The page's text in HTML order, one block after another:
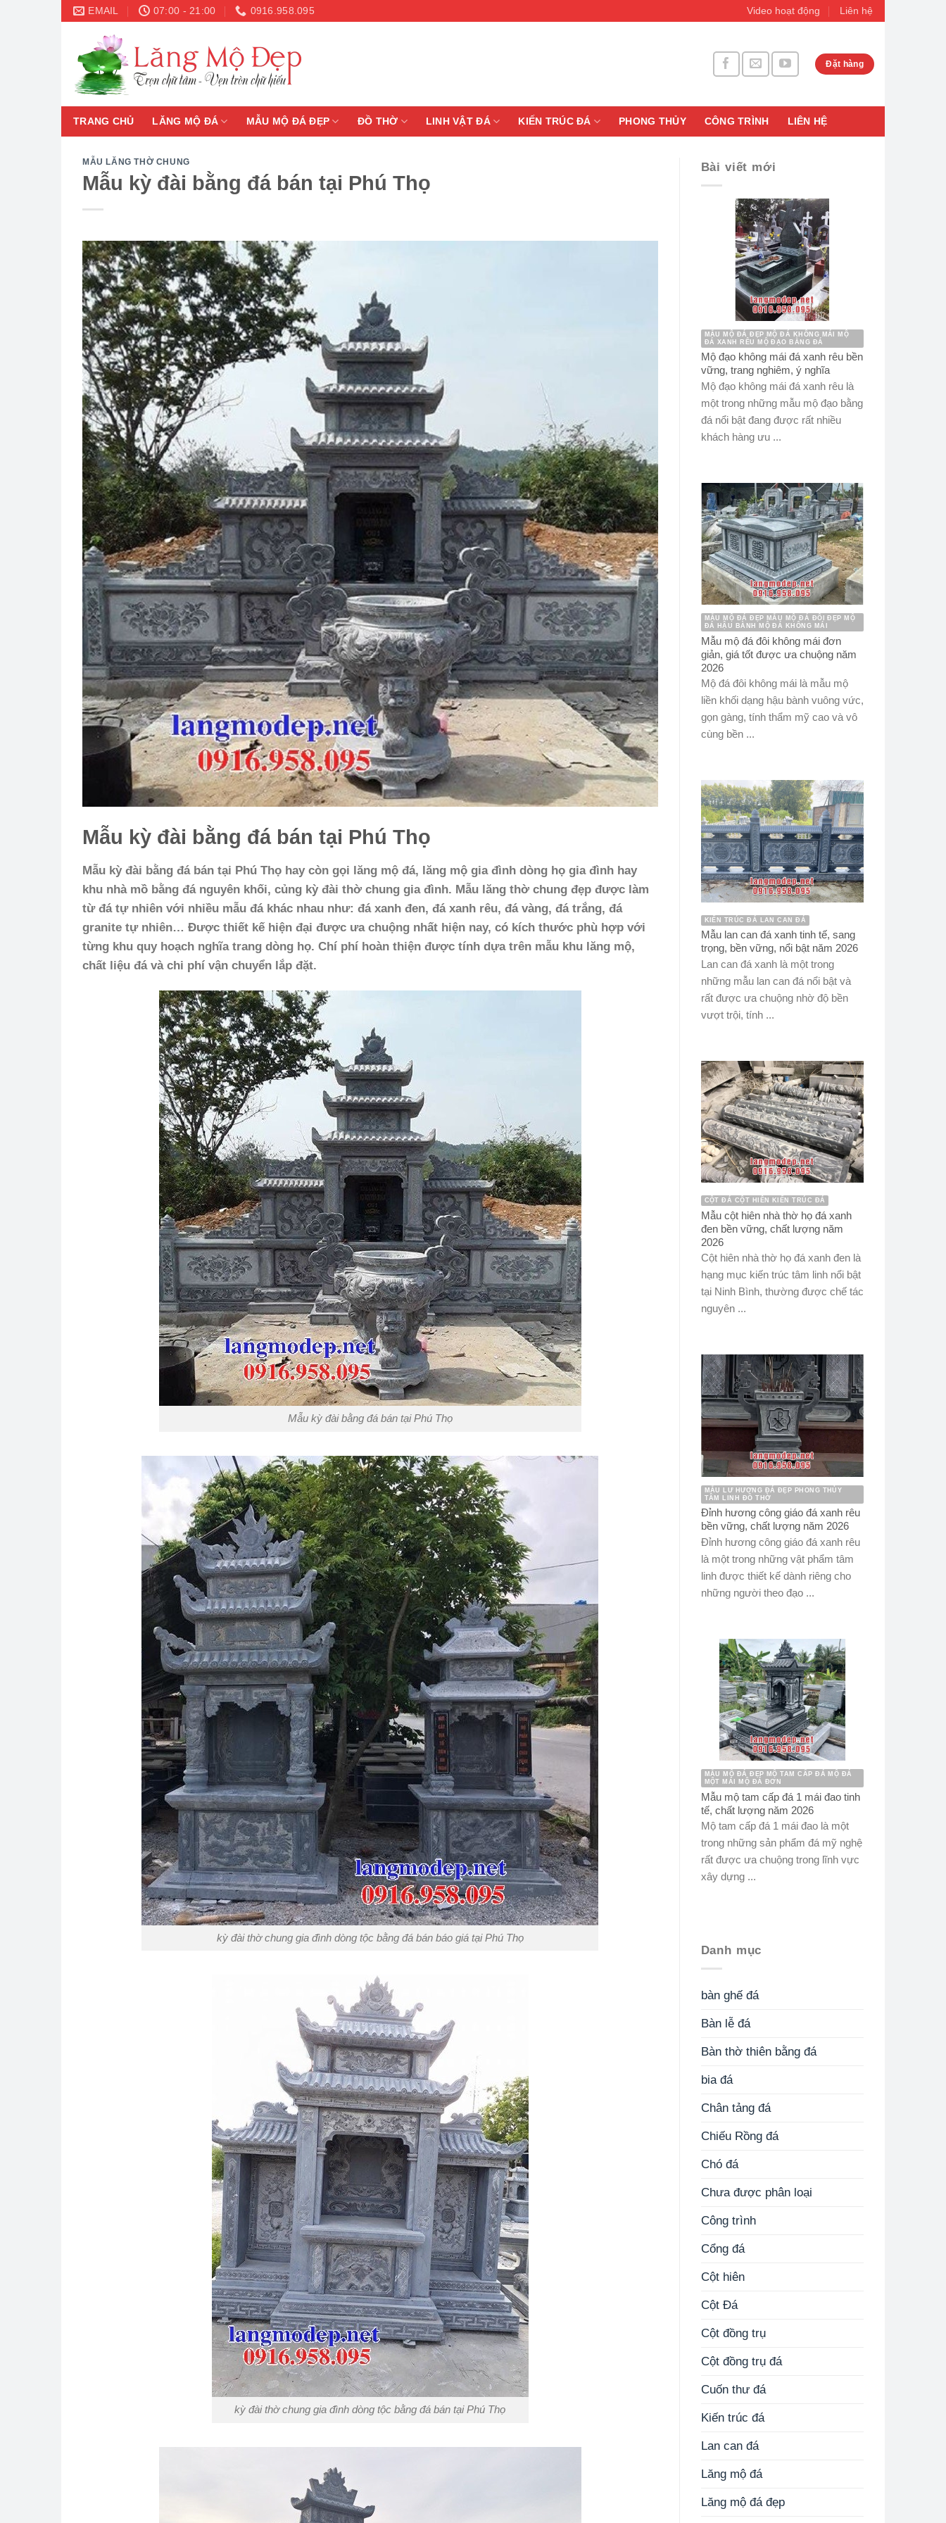
Skip
content
EMAIL 07:00 - 21:00 0916.958.095 Video hoạt động Liên hệ
Đặt hàng
TRANG CHỦ LĂNG MỘ ĐÁ MẪU MỘ ĐÁ ĐẸP ĐỒ THỜ LINH VẬT ĐÁ KIẾN TRÚC ĐÁ PHONG THỦY CÔNG TRÌNH LIÊN HỆ
MẪU LĂNG THỜ CHUNG
Mẫu kỳ đài bằng đá bán tại Phú Thọ
Mẫu kỳ đài bằng đá bán tại Phú Thọ
Mẫu kỳ đài bằng đá bán tại Phú Thọ hay còn gọi lăng mộ đá, lăng mộ gia đình dòng họ gia đình hay
khu nhà mồ bằng đá nguyên khối, củng kỳ đài thờ chung gia đình. Mẫu lăng thờ chung đẹp được làm
từ đá tự nhiên với nhiều mẫu đá khác nhau như: đá xanh đen, đá xanh rêu, đá vàng, đá trắng, đá
granite tự nhiên… Được thiết kế hiện đại được ưa chuộng nhất hiện nay, có kích thước phù hợp với
từng khu quy hoạch nghĩa trang dòng họ. Chí phí hoàn thiện được tính dựa trên mẫu khu lăng mộ,
chất liệu đá và chi phí vận chuyển lắp đặt.
Mẫu kỳ đài bằng đá bán tại Phú Thọ
kỳ đài thờ chung gia đình dòng tộc bằng đá bán báo giá tại Phú Thọ
kỳ đài thờ chung gia đình dòng tộc bằng đá bán tại Phú Thọ
Bài viết mới
MẪU MỘ ĐÁ ĐẸP MỘ ĐÁ KHÔNG MÁI MỘ
ĐÁ XANH RÊU MỘ ĐẠO BẰNG ĐÁ
Mộ đạo không mái đá xanh rêu bền
vững, trang nghiêm, ý nghĩa
Mộ đạo không mái đá xanh rêu là
một trong những mẫu mộ đạo bằng
đá nổi bật đang được rất nhiều
khách hàng ưu ...
MẪU MỘ ĐÁ ĐẸP MẪU MỘ ĐÁ ĐÔI ĐẸP MỘ
ĐÁ HẬU BÀNH MỘ ĐÁ KHÔNG MÁI
Mẫu mộ đá đôi không mái đơn
giản, giá tốt được ưa chuộng năm
2026
Mộ đá đôi không mái là mẫu mộ
liền khối dạng hậu bành vuông vức,
gọn gàng, tính thẩm mỹ cao và vô
cùng bền ...
KIẾN TRÚC ĐÁ LAN CAN ĐÁ
Mẫu lan can đá xanh tinh tế, sang
trọng, bền vững, nổi bật năm 2026
Lan can đá xanh là một trong
những mẫu lan can đá nổi bật và
rất được ưa chuộng nhờ độ bền
vượt trội, tính ...
CỘT ĐÁ CỘT HIÊN KIẾN TRÚC ĐÁ
Mẫu cột hiên nhà thờ họ đá xanh
đen bền vững, chất lượng năm
2026
Cột hiên nhà thờ họ đá xanh đen là
hạng mục kiến trúc tâm linh nổi bật
tại Ninh Bình, thường được chế tác
nguyên ...
MẪU LƯ HƯƠNG ĐÁ ĐẸP PHONG THỦY
TÂM LINH ĐỒ THỜ
Đỉnh hương công giáo đá xanh rêu
bền vững, chất lượng năm 2026
Đỉnh hương công giáo đá xanh rêu
là một trong những vật phẩm tâm
linh được thiết kế dành riêng cho
những người theo đạo ...
MẪU MỘ ĐÁ ĐẸP MỘ TAM CẤP ĐÁ MỘ ĐÁ
MỘT MÁI MỘ ĐÁ ĐƠN
Mẫu mộ tam cấp đá 1 mái đao tinh
tế, chất lượng năm 2026
Mộ tam cấp đá 1 mái đao là một
trong những sản phẩm đá mỹ nghệ
rất được ưa chuộng trong lĩnh vực
xây dựng ...
Danh mục
bàn ghế đá
Bàn lễ đá
Bàn thờ thiên bằng đá
bia đá
Chân tảng đá
Chiếu Rồng đá
Chó đá
Chưa được phân loại
Công trình
Cổng đá
Cột hiên
Cột Đá
Cột đồng trụ
Cột đồng trụ đá
Cuốn thư đá
Kiến trúc đá
Lan can đá
Lăng mộ đá
Lăng mộ đá đẹp